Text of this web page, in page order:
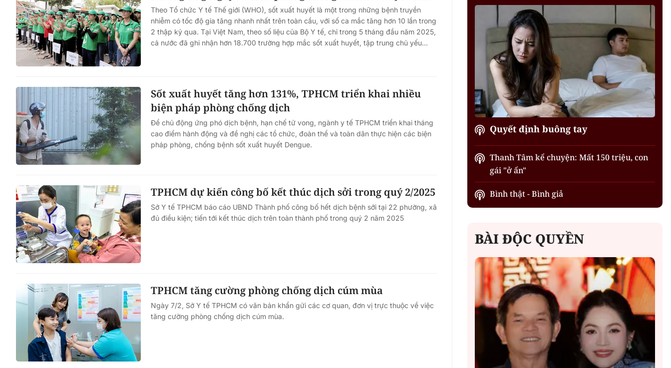
Theo Tổ chức Y tế Thế giới (WHO), sốt xuất huyết là một trong những bệnh truyền
nhiễm có tốc độ gia tăng nhanh nhất trên toàn cầu, với số ca mắc tăng hơn 10 lần trong
2 thập kỷ qua. Tại Việt Nam, theo số liệu của Bộ Y tế, chỉ trong 5 tháng đầu năm 2025,
cả nước đã ghi nhận hơn 18.700 trường hợp mắc sốt xuất huyết, tập trung chủ yếu...
Sốt xuất huyết tăng hơn 131%, TPHCM triển khai nhiều
biện pháp phòng chống dịch
Để chủ động ứng phó dịch bệnh, hạn chế tử vong, ngành y tế TPHCM triển khai tháng
cao điểm hành động và đề nghị các tổ chức, đoàn thể và toàn dân thực hiện các biện
pháp phòng, chống bệnh sốt xuất huyết Dengue.
TPHCM dự kiến công bố kết thúc dịch sởi trong quý 2/2025
Sở Y tế TPHCM báo cáo UBND Thành phố công bố hết dịch bệnh sởi tại 22 phường, xã
đủ điều kiện; tiến tới kết thúc dịch trên toàn thành phố trong quý 2 năm 2025
TPHCM tăng cường phòng chống dịch cúm mùa
Ngày 7/2, Sở Y tế TPHCM có văn bản khẩn gửi các cơ quan, đơn vị trực thuộc về việc
tăng cường phòng chống dịch cúm mùa.
Quyết định buông tay
Thanh Tâm kể chuyện: Mất 150 triệu, con
gái "ở ẩn"
Bình thật - Bình giả
BÀI ĐỘC QUYỀN